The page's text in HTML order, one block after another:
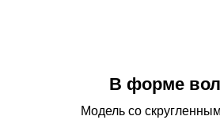
В форме
Модель со